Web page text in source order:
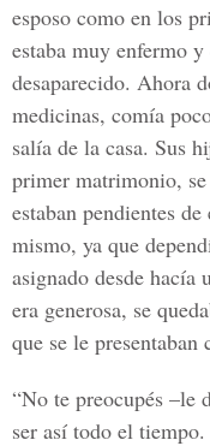
esposo como en los
estaba muy enfermo
desaparecido. Ahora
medicinas, comía
salía de la casa. Sus
primer matrimonio, se
estaban pendientes
mismo, ya que
asignado desde hacía
era generosa, se
que se le presentaban
“No te preocupés –le
ser así todo el